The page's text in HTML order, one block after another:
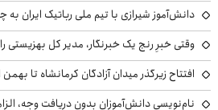
دانش‌آموز شیرازی با تیم ملی رباتیک ایران
وقتی خبرِ رنج یک خبرنگار، مدیر کل بهزیستی
افتتاح زیرگذر میدان آزادگان کرمانشاه تا
نام‌نویسی دانش‌آموزان بدون دریافت وجه،